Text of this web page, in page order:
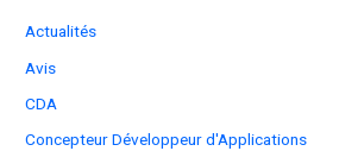
Actualités
Avis
CDA
Concepteur Développeur d'Applications